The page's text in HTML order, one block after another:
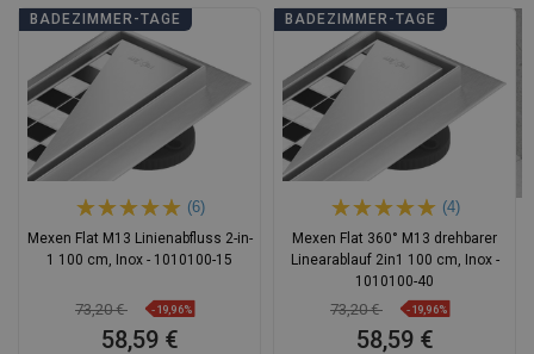
BADEZIMMER-TAGE
(6)
Mexen Flat M13 Linienabfluss 2-in-
1 100 cm, Inox - 1010100-15
73,20 € -19,96%
58,59 €
BADEZIMMER-TAGE
(4)
Mexen Flat 360° M13 drehbarer
Linearablauf 2in1 100 cm, Inox -
1010100-40
73,20 € -19,96%
58,59 €